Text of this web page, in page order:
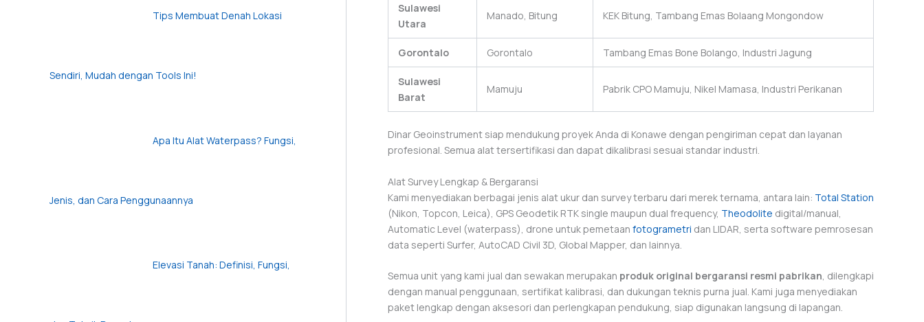
Tips Membuat Denah Lokasi
Sendiri, Mudah dengan Tools Ini!
Apa Itu Alat Waterpass? Fungsi,
Jenis, dan Cara Penggunaannya
Elevasi Tanah: Definisi, Fungsi,
Sulawesi
Utara
Manado, Bitung KEK Bitung, Tambang Emas Bolaang Mongondow
Gorontalo Gorontalo Tambang Emas Bone Bolango, Industri Jagung
Sulawesi
Barat
Mamuju Pabrik CPO Mamuju, Nikel Mamasa, Industri Perikanan
Dinar Geoinstrument siap mendukung proyek Anda di Konawe dengan pengiriman cepat dan layanan
profesional. Semua alat tersertifikasi dan dapat dikalibrasi sesuai standar industri.
Alat Survey Lengkap & Bergaransi
Kami menyediakan berbagai jenis alat ukur dan survey terbaru dari merek ternama, antara lain: Total Station
(Nikon, Topcon, Leica), GPS Geodetik RTK single maupun dual frequency, Theodolite digital/manual,
Automatic Level (waterpass), drone untuk pemetaan fotogrametri dan LIDAR, serta software pemrosesan
data seperti Surfer, AutoCAD Civil 3D, Global Mapper, dan lainnya.
Semua unit yang kami jual dan sewakan merupakan produk original bergaransi resmi pabrikan, dilengkapi
dengan manual penggunaan, sertifikat kalibrasi, dan dukungan teknis purna jual. Kami juga menyediakan
paket lengkap dengan aksesori dan perlengkapan pendukung, siap digunakan langsung di lapangan.